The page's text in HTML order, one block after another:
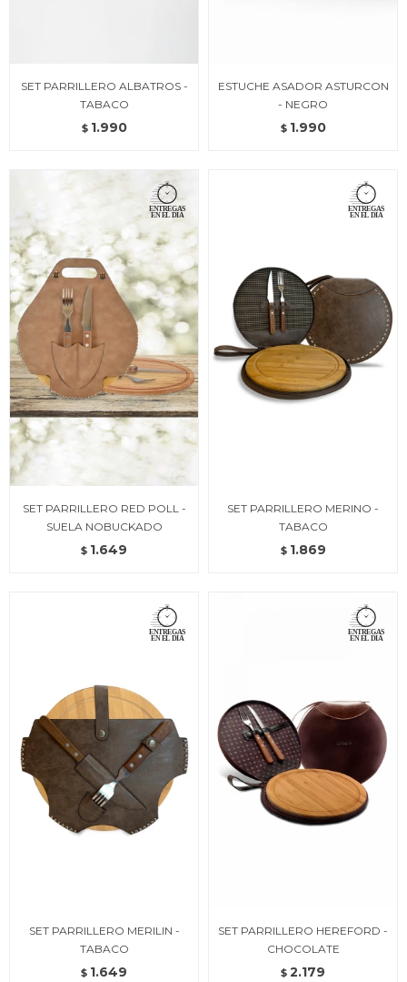
SET PARRILLERO ALBATROS -
TABACO
$ 1.990
ESTUCHE ASADOR ASTURCON
- NEGRO
$ 1.990
SET PARRILLERO RED POLL -
SUELA NOBUCKADO
$ 1.649
SET PARRILLERO MERINO -
TABACO
$ 1.869
SET PARRILLERO MERILIN -
TABACO
$ 1.649
SET PARRILLERO HEREFORD -
CHOCOLATE
$ 2.179